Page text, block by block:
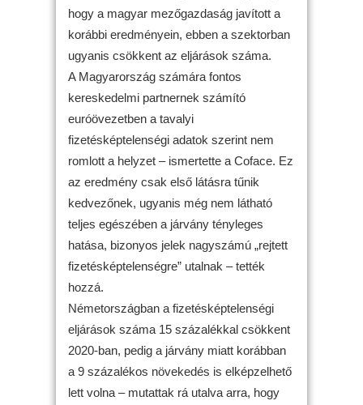
hogy a magyar mezőgazdaság javított a
korábbi eredményein, ebben a szektorban
ugyanis csökkent az eljárások száma.
A Magyarország számára fontos
kereskedelmi partnernek számító
euróövezetben a tavalyi
fizetésképtelenségi adatok szerint nem
romlott a helyzet – ismertette a Coface. Ez
az eredmény csak első látásra tűnik
kedvezőnek, ugyanis még nem látható
teljes egészében a járvány tényleges
hatása, bizonyos jelek nagyszámú „rejtett
fizetésképtelenségre” utalnak – tették
hozzá.
Németországban a fizetésképtelenségi
eljárások száma 15 százalékkal csökkent
2020-ban, pedig a járvány miatt korábban
a 9 százalékos növekedés is elképzelhető
lett volna – mutattak rá utalva arra, hogy